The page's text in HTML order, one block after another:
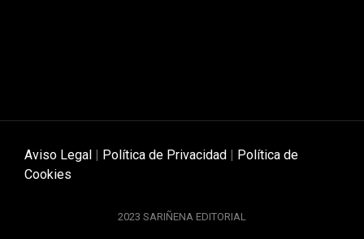
2023 SARIÑENA EDITORIAL
Aviso Legal | Política de Privacidad | Política de
Cookies